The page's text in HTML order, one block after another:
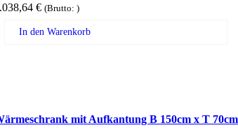
€ (Brutto: )
In den Warenkorb
mit Aufkantung B 150cm x T 70cm